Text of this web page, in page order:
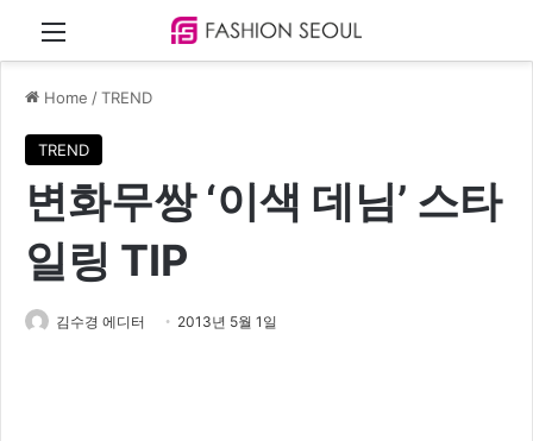
Home /TREND
TREND
변화무쌍 ‘이색 데님’ 스타
일링 TIP
김수경 에디터 2013년 5월 1일